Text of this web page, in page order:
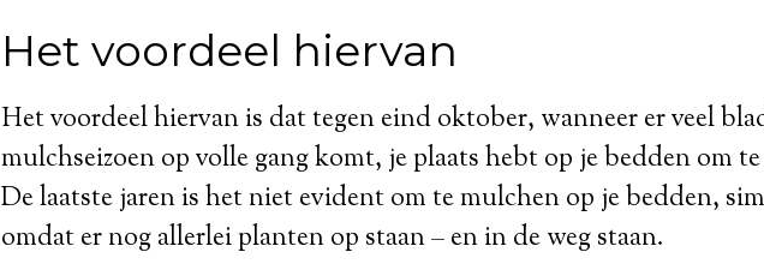
Het voordeel hiervan
Het voordeel hiervan is dat tegen eind oktober, wanneer er veel
mulchseizoen op volle gang komt, je plaats hebt op je bedden om
De laatste jaren is het niet evident om te mulchen op je bedden,
omdat er nog allerlei planten op staan – en in de weg staan.